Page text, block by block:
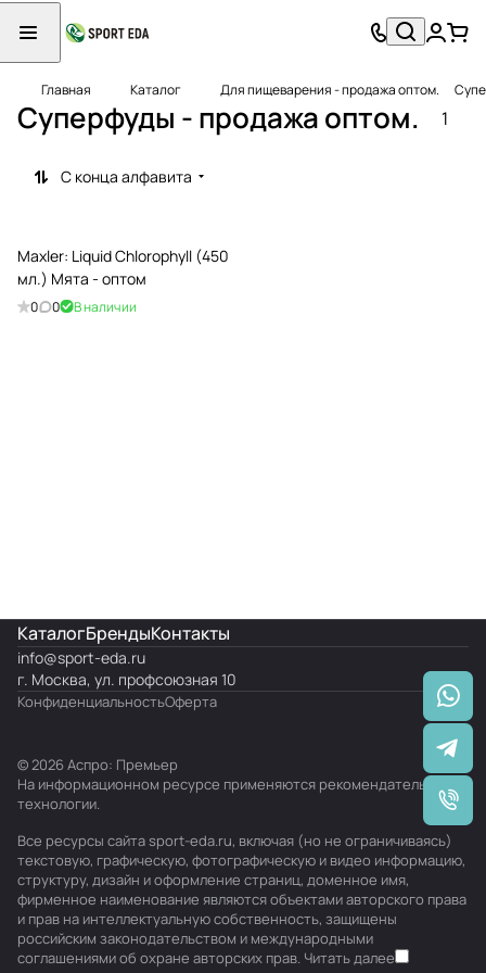
Главная Каталог Для пищеварения - продажа оптом.
Суперфуды - продажа оптом. 1
С конца алфавита
Maxler: Liquid Chlorophyll (450
мл.) Мята - оптом
0 0 В наличии
КаталогБрендыКонтакты
info@sport-eda.ru
г. Москва, ул. профсоюзная 10
КонфиденциальностьОферта
© 2026 Аспро: Премьер
На информационном ресурсе применяются рекомендательные
технологии.
Все ресурсы сайта sport-eda.ru, включая (но не ограничиваясь)
текстовую, графическую, фотографическую и видео информацию,
структуру, дизайн и оформление страниц, доменное имя,
фирменное наименование являются объектами авторского права
и прав на интеллектуальную собственность, защищены
российским законодательством и международными
соглашениями об охране авторских прав. Читать далее